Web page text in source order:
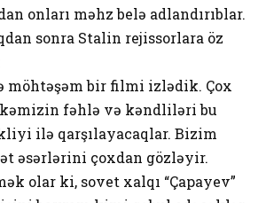
onları məhz belə adlandırıblar.
sonra Stalin rejissorlara öz
möhtəşəm bir filmi izlədik. Çox
fəhlə və kəndliləri bu
ilə qarşılayacaqlar. Bizim
əsərlərini çoxdan gözləyir.
olar ki, sovet xalqı “Çapayev”